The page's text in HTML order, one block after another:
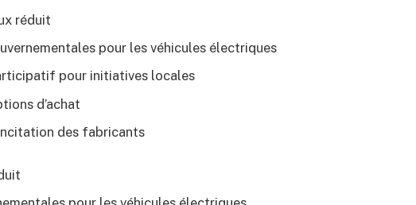
réduit
pour les véhicules électriques
pour initiatives locales
d’achat
des fabricants